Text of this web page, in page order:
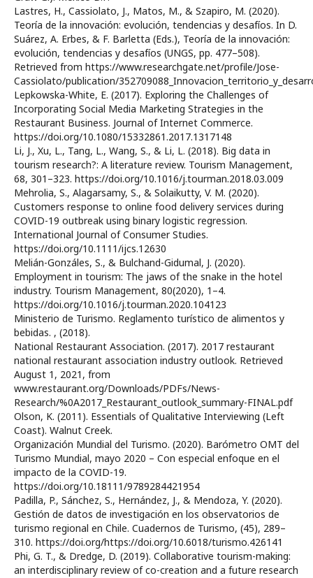
Lastres, H., Cassiolato, J., Matos, M., & Szapiro, M. (2020).
Teoría de la innovación: evolución, tendencias y desafíos. In D.
Suárez, A. Erbes, & F. Barletta (Eds.), Teoría de la innovación:
evolución, tendencias y desafíos (UNGS, pp. 477–508).
Retrieved from https://www.researchgate.net/profile/Jose-
Cassiolato/publication/
Lepkowska-White, E. (2017). Exploring the Challenges of
Incorporating Social Media Marketing Strategies in the
Restaurant Business. Journal of Internet Commerce.
https://doi.org/10.1080/15332861.2017.1317148
Li, J., Xu, L., Tang, L., Wang, S., & Li, L. (2018). Big data in
tourism research?: A literature review. Tourism Management,
68, 301–323. https://doi.org/10.1016/j.tourman.2018.03.009
Mehrolia, S., Alagarsamy, S., & Solaikutty, V. M. (2020).
Customers response to online food delivery services during
COVID-19 outbreak using binary logistic regression.
International Journal of Consumer Studies.
https://doi.org/10.1111/ijcs.12630
Melián-Gonzáles, S., & Bulchand-Gidumal, J. (2020).
Employment in tourism: The jaws of the snake in the hotel
industry. Tourism Management, 80(2020), 1–4.
https://doi.org/10.1016/j.tourman.2020.104123
Ministerio de Turismo. Reglamento turístico de alimentos y
bebidas. , (2018).
National Restaurant Association. (2017). 2017 restaurant
national restaurant association industry outlook. Retrieved
August 1, 2021, from
www.restaurant.org/Downloads/PDFs/News-
Research/%0A2017_Restaurant_outlook_summary-FINAL.pdf
Olson, K. (2011). Essentials of Qualitative Interviewing (Left
Coast). Walnut Creek.
Organización Mundial del Turismo. (2020). Barómetro OMT del
Turismo Mundial, mayo 2020 – Con especial enfoque en el
impacto de la COVID-19.
https://doi.org/10.18111/9789284421954
Padilla, P., Sánchez, S., Hernández, J., & Mendoza, Y. (2020).
Gestión de datos de investigación en los observatorios de
turismo regional en Chile. Cuadernos de Turismo, (45), 289–
310. https://doi.org/https://doi.org/10.6018/turismo.426141
Phi, G. T., & Dredge, D. (2019). Collaborative tourism-making:
an interdisciplinary review of co-creation and a future research